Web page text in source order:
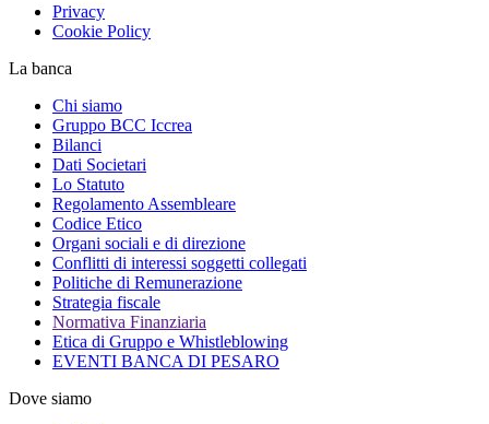
Privacy
Cookie Policy
La banca
Chi siamo
Gruppo BCC Iccrea
Bilanci
Dati Societari
Lo Statuto
Regolamento Assembleare
Codice Etico
Organi sociali e di direzione
Conflitti di interessi soggetti collegati
Politiche di Remunerazione
Strategia fiscale
Normativa Finanziaria
Etica di Gruppo e Whistleblowing
EVENTI BANCA DI PESARO
Dove siamo